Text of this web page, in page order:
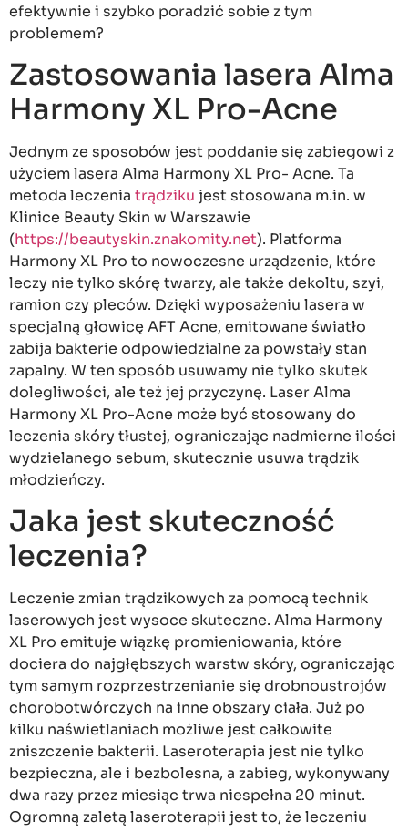
efektywnie i szybko poradzić sobie z tym
problemem?
Zastosowania lasera Alma
Harmony XL Pro-Acne
Jednym ze sposobów jest poddanie się zabiegowi z
użyciem lasera Alma Harmony XL Pro- Acne. Ta
metoda leczenia trądziku jest stosowana m.in. w
Klinice Beauty Skin w Warszawie
(https://beautyskin.znakomity.net). Platforma
Harmony XL Pro to nowoczesne urządzenie, które
leczy nie tylko skórę twarzy, ale także dekoltu, szyi,
ramion czy pleców. Dzięki wyposażeniu lasera w
specjalną głowicę AFT Acne, emitowane światło
zabija bakterie odpowiedzialne za powstały stan
zapalny. W ten sposób usuwamy nie tylko skutek
dolegliwości, ale też jej przyczynę. Laser Alma
Harmony XL Pro-Acne może być stosowany do
leczenia skóry tłustej, ograniczając nadmierne ilości
wydzielanego sebum, skutecznie usuwa trądzik
młodzieńczy.
Jaka jest skuteczność
leczenia?
Leczenie zmian trądzikowych za pomocą technik
laserowych jest wysoce skuteczne. Alma Harmony
XL Pro emituje wiązkę promieniowania, które
dociera do najgłębszych warstw skóry, ograniczając
tym samym rozprzestrzenianie się drobnoustrojów
chorobotwórczych na inne obszary ciała. Już po
kilku naświetlaniach możliwe jest całkowite
zniszczenie bakterii. Laseroterapia jest nie tylko
bezpieczna, ale i bezbolesna, a zabieg, wykonywany
dwa razy przez miesiąc trwa niespełna 20 minut.
Ogromną zaletą laseroterapii jest to, że leczeniu